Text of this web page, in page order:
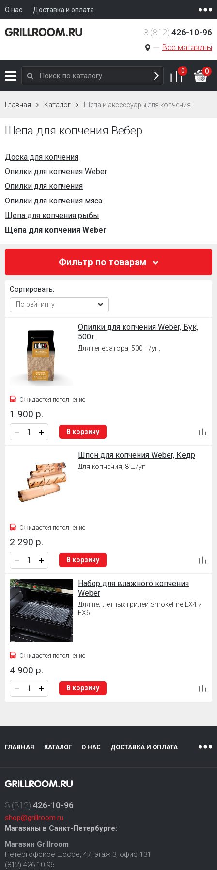
О нас Доставка и оплата
Все магазины
8 (812) 426-10-96
0 0
Главная Каталог Щепа и аксессуары для копчения
Щепа для копчения Вебер
Доска для копчения
Опилки для копчения Weber
Опилки для копчения
Опилки для копчения мяса
Щепа для копчения рыбы
Щепа для копчения Weber
Фильтр по товарам
Сортировать:
Опилки для копчения Weber, Бук,
500г
Для генератора, 500 г./уп.
Ожидается пополнение
1 900 р.
В корзину
Шпон для копчения Weber, Кедр
Для копчения, 8 ш/уп
Ожидается пополнение
2 290 р.
В корзину
Набор для влажного копчения
Weber
Для пеллетных грилей SmokeFire EX4 и
EX6
Ожидается пополнение
4 900 р.
В корзину
ГЛАВНАЯ КАТАЛОГ О НАС ДОСТАВКА И ОПЛАТА
8 (812) 426-10-96
shop@grillroom.ru
Магазины в Санкт-Петербурге:
Магазин Grillroom
Петергофское шоссе, 47, этаж 3, офис 131
(812) 426-10-96